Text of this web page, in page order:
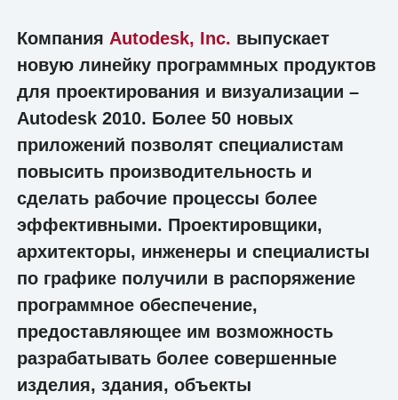
Компания Autodesk, Inc. выпускает
новую линейку программных продуктов
для проектирования и визуализации –
Autodesk 2010. Более 50 новых
приложений позволят специалистам
повысить производительность и
сделать рабочие процессы более
эффективными. Проектировщики,
архитекторы, инженеры и специалисты
по графике получили в распоряжение
программное обеспечение,
предоставляющее им возможность
разрабатывать более совершенные
изделия, здания, объекты